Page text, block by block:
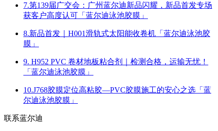
7.第139届广交会：广州蓝尔迪新品闪耀，新品首发专场
获客户高度认可「蓝尔迪泳池胶膜」
8.新品首发｜H001滑轨式太阳能收卷机「蓝尔迪泳池胶
膜」
9. H952 PVC 卷材地板粘合剂｜检测合格，运输无忧！
「蓝尔迪泳池胶膜」
10.J768胶膜定位高粘胶—PVC胶膜施工的安心之选「蓝
尔迪泳池胶膜」
联系蓝尔迪